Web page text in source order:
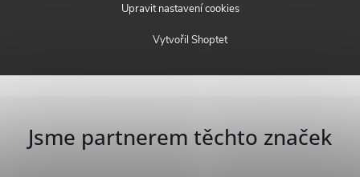
Vytvořil Shoptet
Upravit nastavení cookies
Jsme partnerem těchto značek